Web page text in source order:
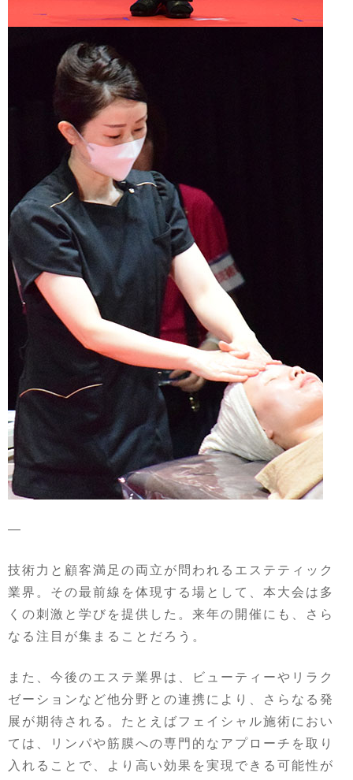
—
技術力と顧客満足の両立が問われるエステティック
業界。その最前線を体現する場として、本大会は多
くの刺激と学びを提供した。来年の開催にも、さら
なる注目が集まることだろう。
また、今後のエステ業界は、ビューティーやリラク
ゼーションなど他分野との連携により、さらなる発
展が期待される。たとえばフェイシャル施術におい
ては、リンパや筋膜への専門的なアプローチを取り
入れることで、より高い効果を実現できる可能性が